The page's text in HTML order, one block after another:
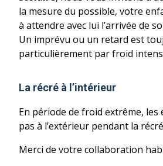
la mesure du possible, votre
à attendre avec lui l’arrivée de
Un imprévu ou un retard est
particulièrement par froid
La récré à l’intérieur
En période de froid extrême,
pas à l’extérieur pendant la
Merci de votre collaboration